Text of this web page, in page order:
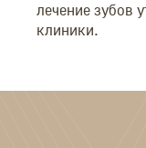
лечение зубов
клиники.